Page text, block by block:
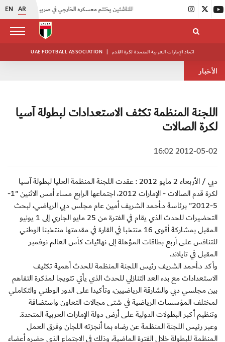
EN AR |
UAE FOOTBALL ASSOCIATION | اتحاد الإمارات العربية المتحدة لكرة القدم
الأخبار
اللجنة المنظمة تكثف الاستعدادات لبطولة آسيا
لكرة الصالات
2012-05-02 16:02
دبي / الأربعاء 2 مايو 2012 : عقدت اللجنة المنظمة العليا لبطولة آسيا
لكرة قدم الصالات - الإمارات 2012، اجتماعها الرابع مساء أمس الاثنين "1-
5-2012" برئاسة د.أحمد الشريف أمين عام مجلس دبي الرياضي، لبحث
التحضيرات للحدث الذي يقام في الفترة من 25 مايو الجاري إلى 1 يونيو
المقبل بمشاركة أقوى 16 منتخبا في القارة في مقدمتها منتخبنا الوطني
للتنافس على أربع بطاقات المؤهلة إلى نهائيات كأس العالم نوفمبر
المقبل في تايلاند.
وأكد د.أحمد الشريف رئيس اللجنة المنظمة للحدث أهمية تكثيف
الاستعدادات مع بدء العد التنازلي للحدث الذي يأتي تتويجا لمذكرة التفاهم
بين مجلسي دبي والشارقة الرياضيين، وتأكيدا على الدور الوطني والتكاملي
لمختلف المؤسسات الرياضية في شتى مجالات التعاون واستضافة
وتنظيم أكبر البطولات الدولية على أرض دولة الإمارات العربية المتحدة.
وعبر رئيس اللجنة المنظمة عن رضاه بما أنجزته اللجان وفرق العمل
المنظمة للبطولة خلال الفترة الماضية، وذلك في الاجتماع الذي حضره أعضاء